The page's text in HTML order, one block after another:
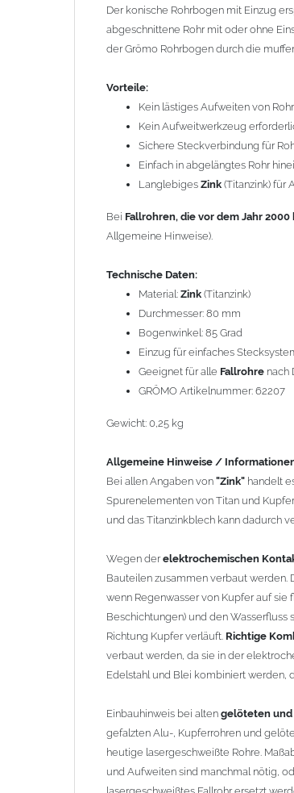
Material:Zink(Titanzink)
Durchmesser: 80 mm
Bogenwinkel: 85 Grad
Geeignet für alle
GRÖMO Artikelnummer: 62207
Spurenelementen von Titan und Kupfer.
das Titanzinkblech kann dadurch
Wegen derelektrochemischen
Bauteilen zusammen verbaut werden.
Regenwasser von Kupfer auf sie fließt.
den Wasserfluss so lenken, dass er nur
Richtige Kombinationen ->Zink,
elektrochemischen Spannungsreihe
da keine erhebliche Kontaktkorrosion
Einbauhinweis bei alten
heutige lasergeschweißte Rohre.
und Aufweiten sind manchmal nötig,
lasergeschweißtes Fallrohr ersetzt
Kunststoffrohren ist aufgrund der
führen wir einige Adapter in unserem
Der konische Rohrbogen mit Einzug
abgeschnittene Rohr mit oder ohne
der Grömo Rohrbogen durch die
Vorteile:
Kein lästiges Aufweiten von
Kein Aufweitwerkzeug
Sichere Steckverbindung für
Einfach in abgelängtes Rohr
Langlebiges Zink (Titanzink) für
Bei Fallrohren, die vor dem Jahr
Allgemeine Hinweise).
Technische Daten:
Material: Zink (Titanzink)
Durchmesser: 80 mm
Bogenwinkel: 85 Grad
Einzug für einfaches
Geeignet für alle Fallrohre nach
GRÖMO Artikelnummer: 62207
Gewicht: 0,25 kg
Allgemeine Hinweise /
Bei allen Angaben von "Zink" handelt
Spurenelementen von Titan und
und das Titanzinkblech kann dadurch
Wegen derelektrochemischen
Bauteilen zusammen verbaut werden.
wenn Regenwasser von Kupfer auf sie
Beschichtungen) und den Wasserfluss
Richtung Kupfer verläuft. Richtige
verbaut werden, da sie in der
Edelstahl und Blei kombiniert werden,
Einbauhinweis bei alten gelöteten und
gefalzten Alu-, Kupferrohren und
heutige lasergeschweißte Rohre.
und Aufweiten sind manchmal nötig,